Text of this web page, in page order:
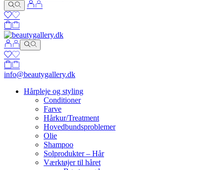
info@beautygallery.dk
Hårpleje og styling
Conditioner
Farve
Hårkur/Treatment
Hovedbundsproblemer
Olie
Shampoo
Solprodukter – Hår
Værktøjer til håret